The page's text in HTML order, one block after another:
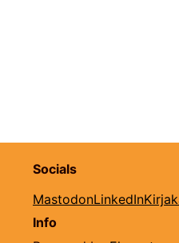
Socials
MastodonLinkedIn
Info